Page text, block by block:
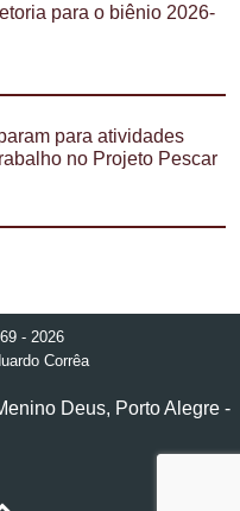
para o biênio 2026-
para atividades
no Projeto Pescar
- 2026
Corrêa
Deus, Porto Alegre -